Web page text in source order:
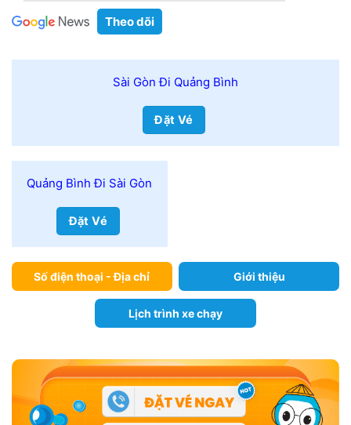
Theo dõi
Sài Gòn Đi Quảng Bình
Đặt Vé
Quảng Bình Đi Sài Gòn
Đặt Vé
Số điện thoại - Địa chỉ Giới thiệu
Lịch trình xe chạy